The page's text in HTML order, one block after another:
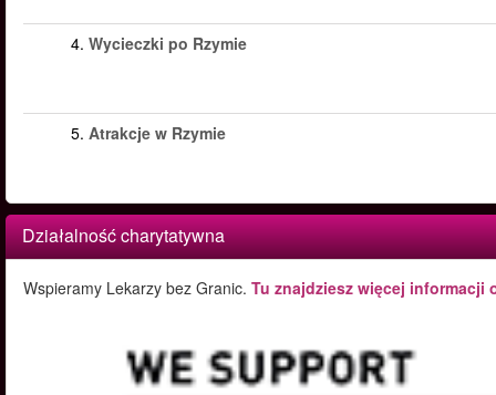
4. Wycieczki po Rzymie
5. Atrakcje w Rzymie
Działalność charytatywna
Wspieramy Lekarzy bez Granic. Tu znajdziesz więcej informacji